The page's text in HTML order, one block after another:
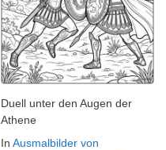
Duell unter den Augen der
Athene
In Ausmalbilder von